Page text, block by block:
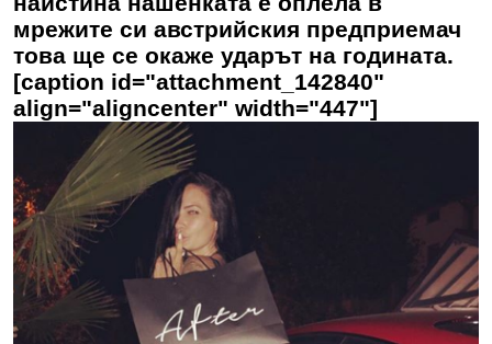
мрежите си австрийския предприемач
това ще се окаже ударът на годината.
[caption id="attachment_142840"
align="aligncenter" width="447"]